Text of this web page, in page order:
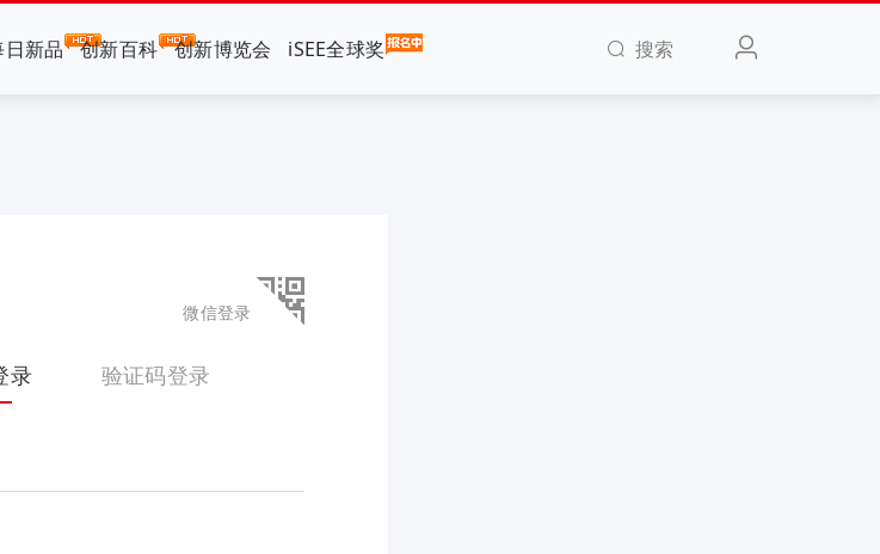
日新品 创新百科 创新博览会 iSEE全球奖 搜索
微信登录
录 验证码登录